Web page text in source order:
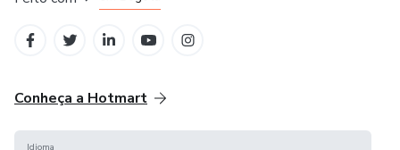
Conheça a Hotmart